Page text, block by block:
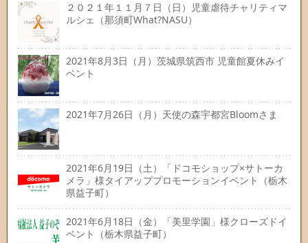
２０２１年１１月７日（日）児童虐待チャリティマ
ルシェ（那須町What?NASU）
2021年8月3日（月）茨城県筑西市 児童館夏休みイ
ベント
2021年7月26日（月）天使の森宇都宮Bloomさま
2021年6月19日（土）「ドコモショップ×サトーカ
メラ」様タイアッププロモーションイベント（栃木
県益子町）
2021年6月18日（金）「美里学園」様クローズドイ
ベント（栃木県益子町）